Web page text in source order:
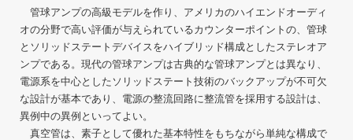
管球アンプの高級モデルを作り、アメリカのハイエンドオーディ
オの分野で高い評価が与えられているカウンターポイントの、管球
とソリッドステートデバイスをハイブリッド構成としたステレオア
ンプである。現代の管球アンプは古典的な管球アンプとは異なり、
電源系を中心としたソリッドステート技術のバックアップが不可欠
な設計が基本であり、電源の整流回路に整流管を採用する設計は、
異例中の異例といってよい。
真空管は、素子として優れた基本特性をもちながら単純な構成で